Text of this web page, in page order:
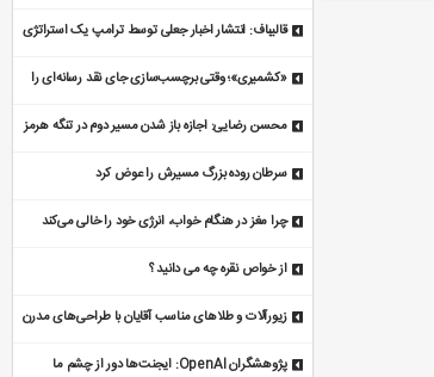
قالیباف: انتشار اخبار جعلی توسط ترامپ یک استراتژی
«کشمیری»؛ وقتی برچسب‌سازی جای نقد رسانه‌ای را
محسن رضایی: اجازه باز شدن مسیر دوم در تنگه هرمز
سرطان روده بزرگ مسیرش را عوض کرد
چرا مغز در هنگام خواب، انرژی خود را خالی می‌کند
از خواص نقره چه می دانید ؟
زیورآلات و طلاهای مناسب آقایان با طراحی‌های مدرن
پژوهشگران OpenAI: ایجنت‌ها دور از چشم ما